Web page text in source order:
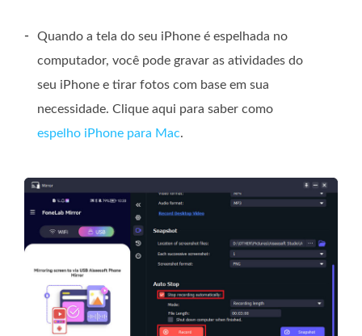
-
Quando a tela do seu iPhone é espelhada no
computador, você pode gravar as atividades do
seu iPhone e tirar fotos com base em sua
necessidade. Clique aqui para saber como
espelho iPhone para Mac.